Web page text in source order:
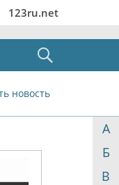
123ru.net
новость
А
Б
В